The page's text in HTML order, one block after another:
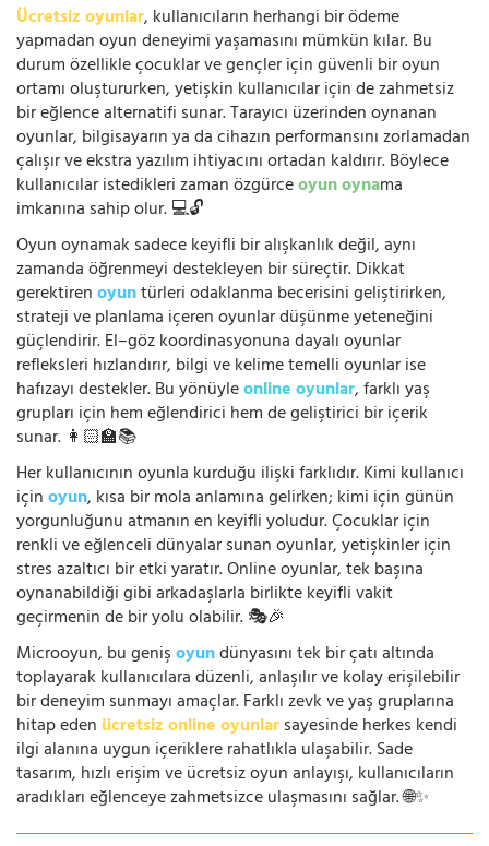
Ücretsiz oyunlar, kullanıcıların herhangi bir ödeme
yapmadan oyun deneyimi yaşamasını mümkün kılar. Bu
durum özellikle çocuklar ve gençler için güvenli bir oyun
ortamı oluştururken, yetişkin kullanıcılar için de zahmetsiz
bir eğlence alternatifi sunar. Tarayıcı üzerinden oynanan
oyunlar, bilgisayarın ya da cihazın performansını zorlamadan
çalışır ve ekstra yazılım ihtiyacını ortadan kaldırır. Böylece
kullanıcılar istedikleri zaman özgürceoyun oynama
imkanına sahip olur. 💻🔓
Oyun oynamak sadece keyifli bir alışkanlık değil, aynı
zamanda öğrenmeyi destekleyen bir süreçtir. Dikkat
gerektirenoyuntürleri odaklanma becerisini geliştirirken,
strateji ve planlama içeren oyunlar düşünme yeteneğini
güçlendirir. El–göz koordinasyonuna dayalı oyunlar
refleksleri hızlandırır, bilgi ve kelime temelli oyunlar ise
hafızayı destekler. Bu yönüyleonline oyunlar, farklı yaş
grupları için hem eğlendirici hem de geliştirici bir içerik
sunar. 👩🏻‍🏫📚
Her kullanıcının oyunla kurduğu ilişki farklıdır. Kimi kullanıcı
içinoyun, kısa bir mola anlamına gelirken; kimi için günün
yorgunluğunu atmanın en keyifli yoludur. Çocuklar için
renkli ve eğlenceli dünyalar sunan oyunlar, yetişkinler için
stres azaltıcı bir etki yaratır. Online oyunlar, tek başına
oynanabildiği gibi arkadaşlarla birlikte keyifli vakit
geçirmenin de bir yolu olabilir. 🎭🎉
Microoyun, bu genişoyundünyasını tek bir çatı altında
toplayarak kullanıcılara düzenli, anlaşılır ve kolay erişilebilir
bir deneyim sunmayı amaçlar. Farklı zevk ve yaş gruplarına
hitap eden ücretsiz online oyunlarsayesinde herkes kendi
ilgi alanına uygun içeriklere rahatlıkla ulaşabilir. Sade
tasarım, hızlı erişim ve ücretsiz oyun anlayışı, kullanıcıların
aradıkları eğlenceye zahmetsizce ulaşmasını sağlar. 🌐✨